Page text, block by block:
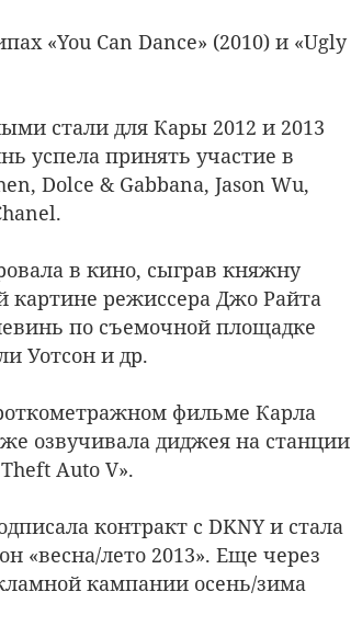
«You Can Dance» (2010) и «Ugly
стали для Кары 2012 и 2013
успела принять участие в
Dolce & Gabbana, Jason Wu,
в кино, сыграв княжну
картине режиссера Джо Райта
по съемочной площадке
Уотсон и др.
фильме Карла
озвучивала диджея на станции
Auto V».
контракт с DKNY и стала
«весна/лето 2013». Еще через
кампании осень/зима